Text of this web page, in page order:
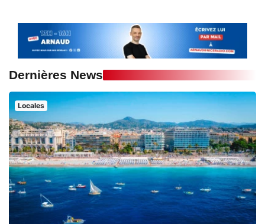
Dernières News
Locales